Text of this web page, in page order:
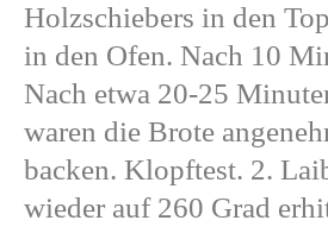
Holzschiebers in den
in den Ofen. Nach 10
Nach etwa 20-25
waren die Brote
backen. Klopftest. 2.
wieder auf 260 Grad